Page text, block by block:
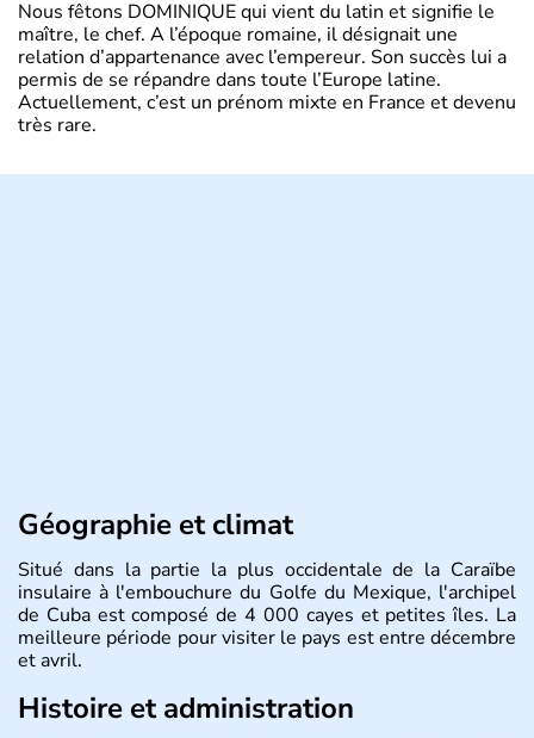
Nous fêtons DOMINIQUE qui vient du latin et signifie le
maître, le chef. A l’époque romaine, il désignait une
relation d’appartenance avec l’empereur. Son succès lui a
permis de se répandre dans toute l’Europe latine.
Actuellement, c’est un prénom mixte en France et devenu
très rare.
Géographie et climat
Situé dans la partie la plus occidentale de la Caraïbe
insulaire à l'embouchure du Golfe du Mexique, l'archipel
de Cuba est composé de 4 000 cayes et petites îles. La
meilleure période pour visiter le pays est entre décembre
et avril.
Histoire et administration